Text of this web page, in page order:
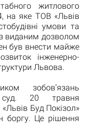
житлового
на яке ТОВ «Львів
умови та
виданим дозволом
був внести майже
інженерно-
Львова.
зобовʼязань
суд. 20 травня
Буд Покізол»
боргу. Це рішення